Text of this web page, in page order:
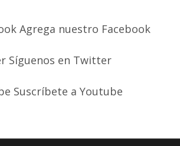
Agrega nuestro Facebook
Síguenos en Twitter
Suscríbete a Youtube